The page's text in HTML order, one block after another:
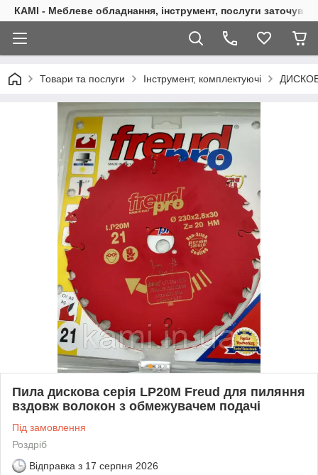
КАМІ - Меблеве обладнання, інструмент, послуги
Товари та послуги Інструмент, комплектуючі
Пила дискова серія LP20M Freud для пиляння
вздовж волокон з обмежувачем подачі
Під замовлення
Роздріб
Відправка з 17 серпня 2026